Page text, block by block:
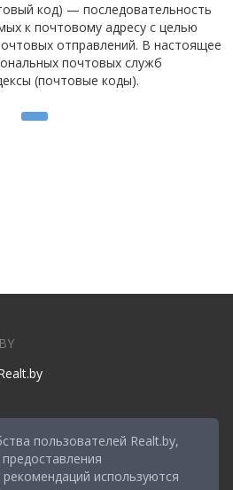
пользователей Realt.by,
используются
код) — последовательность
к почтовому адресу с целью
отправлений. В настоящее
почтовых служб
(почтовые коды).